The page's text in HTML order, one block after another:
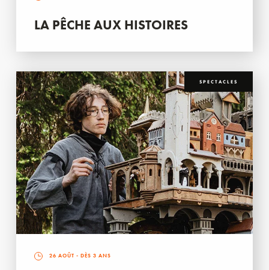
LA PÊCHE AUX HISTOIRES
SPECTACLES
26 AOÛT - DÈS 3 ANS